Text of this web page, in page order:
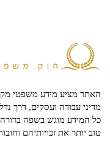
האתר מציע מידע משפטי
מדיני עבודה ועסקים, דרך
כל המידע מוגש בשפה ברורה
טוב יותר את זכויותיהם